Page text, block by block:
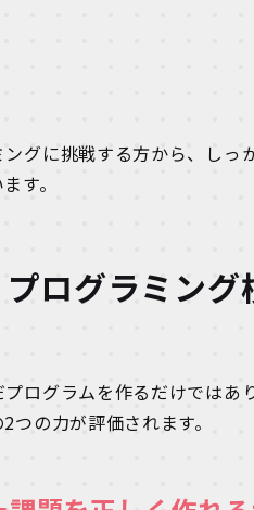
グに挑戦する方から、し
す。
ログラミン
ログラムを作るだけではあ
つの力が評価されます。